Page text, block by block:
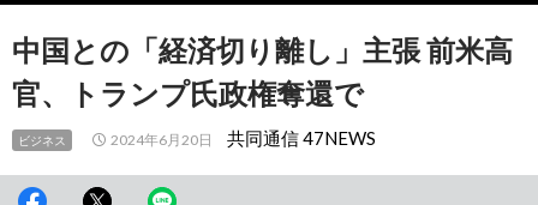
へ
動中国との「経済切り離し」主張 前米高
官、トランプ氏政権奪還で
ビジネス 2024年6月20日 共同通信 47NEWS